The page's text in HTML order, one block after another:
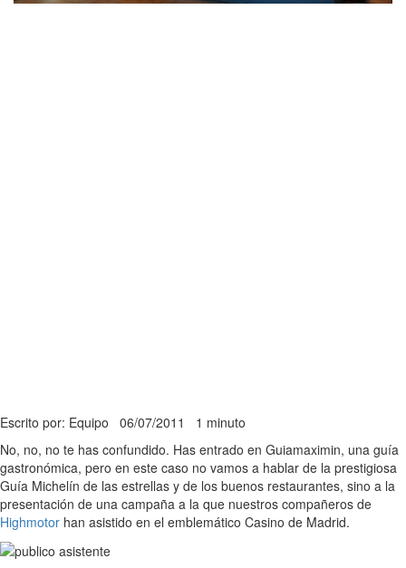
Escrito por: Equipo 06/07/2011 1 minuto
No, no, no te has confundido. Has entrado en Guiamaximin, una guía
gastronómica, pero en este caso no vamos a hablar de la prestigiosa
Guía Michelín de las estrellas y de los buenos restaurantes, sino a la
presentación de una campaña a la que nuestros compañeros de
Highmotor han asistido en el emblemático Casino de Madrid.